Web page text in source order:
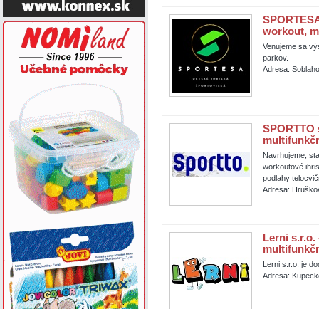
workout,
Venujeme sa
parkov.
Adresa:
Navrhujeme,
workoutové
podlahy
Adresa:
Lerni
Lerni s.r.o. je
Adresa: